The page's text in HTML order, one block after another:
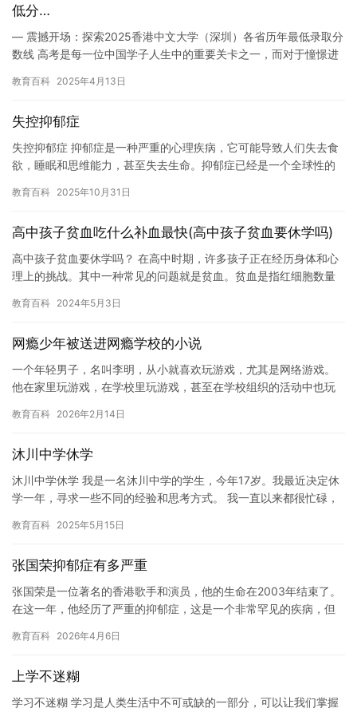
低分…
— 震撼开场：探索2025香港中文大学（深圳）各省历年最低录取分
数线 高考是每一位中国学子人生中的重要关卡之一，而对于憧憬进
教育百科 2025年4月13日
失控抑郁症
失控抑郁症 抑郁症是一种严重的心理疾病，它可能导致人们失去食
欲，睡眠和思维能力，甚至失去生命。抑郁症已经是一个全球性的
何发…
教育百科 2025年10月31日
高中孩子贫血吃什么补血最快(高中孩子贫血要休学吗)
高中孩子贫血要休学吗？ 在高中时期，许多孩子正在经历身体和心
理上的挑战。其中一种常见的问题就是贫血。贫血是指红细胞数量
中孩…
教育百科 2024年5月3日
网瘾少年被送进网瘾学校的小说
一个年轻男子，名叫李明，从小就喜欢玩游戏，尤其是网络游戏。
他在家里玩游戏，在学校里玩游戏，甚至在学校组织的活动中也玩
何措施…
教育百科 2026年2月14日
沐川中学休学
沐川中学休学 我是一名沐川中学的学生，今年17岁。我最近决定休
学一年，寻求一些不同的经验和思考方式。 我一直以来都很忙碌，
教育百科 2025年5月15日
张国荣抑郁症有多严重
张国荣是一位著名的香港歌手和演员，他的生命在2003年结束了。
在这一年，他经历了严重的抑郁症，这是一个非常罕见的疾病，但
简…
教育百科 2026年4月6日
上学不迷糊
学习不迷糊 学习是人类生活中不可或缺的一部分，可以让我们掌握